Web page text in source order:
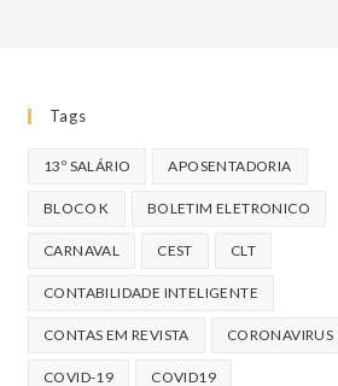
Tags
13º SALÁRIO APOSENTADORIA
BLOCO K BOLETIM ELETRONICO
CARNAVAL CEST CLT
CONTABILIDADE INTELIGENTE
CONTAS EM REVISTA CORONAVIRUS
COVID-19 COVID19